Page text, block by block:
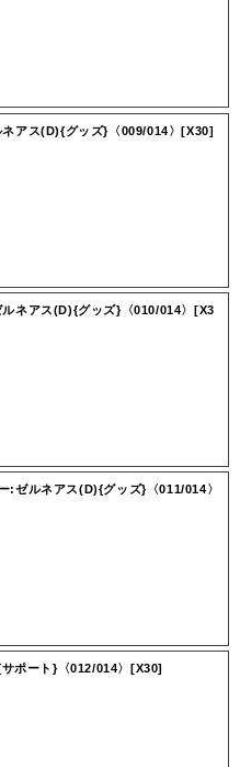
アス(D){グッズ}〈009/014〉[X30]
ネアス(D){グッズ}〈010/014〉[X3
:ゼルネアス(D){グッズ}〈011/014〉
ポート}〈012/014〉[X30]